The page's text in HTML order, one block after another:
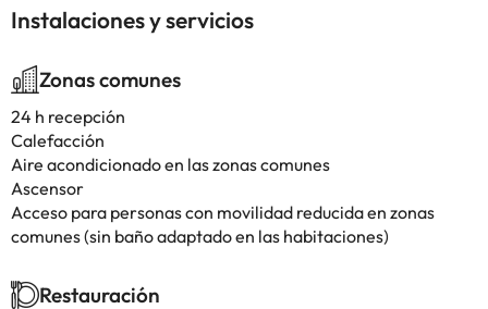
Instalaciones y servicios
Zonas comunes
24 h recepción
Calefacción
Aire acondicionado en las zonas comunes
Ascensor
Acceso para personas con movilidad reducida en zonas
comunes (sin baño adaptado en las habitaciones)
Restauración